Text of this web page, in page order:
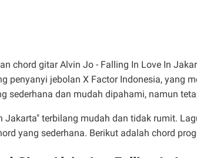
chord gitar Alvin Jo - Falling In Love In
penyanyi jebolan X Factor Indonesia, yang
sederhana dan mudah dipahami, namun
Jakarta" terbilang mudah dan tidak rumit.
yang sederhana. Berikut adalah chord